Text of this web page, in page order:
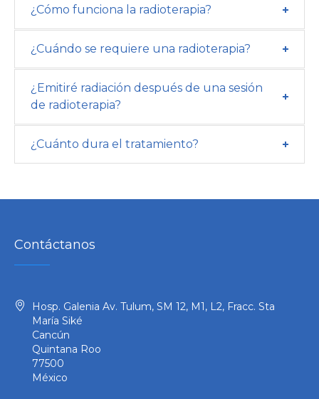
¿Cómo funciona la radioterapia?
¿Cuándo se requiere una radioterapia?
¿Emitiré radiación después de una sesión
de radioterapia?
¿Cuánto dura el tratamiento?
Contáctanos
Hosp. Galenia Av. Tulum, SM 12, M1, L2, Fracc. Sta
María Siké
Cancún
Quintana Roo
77500
México